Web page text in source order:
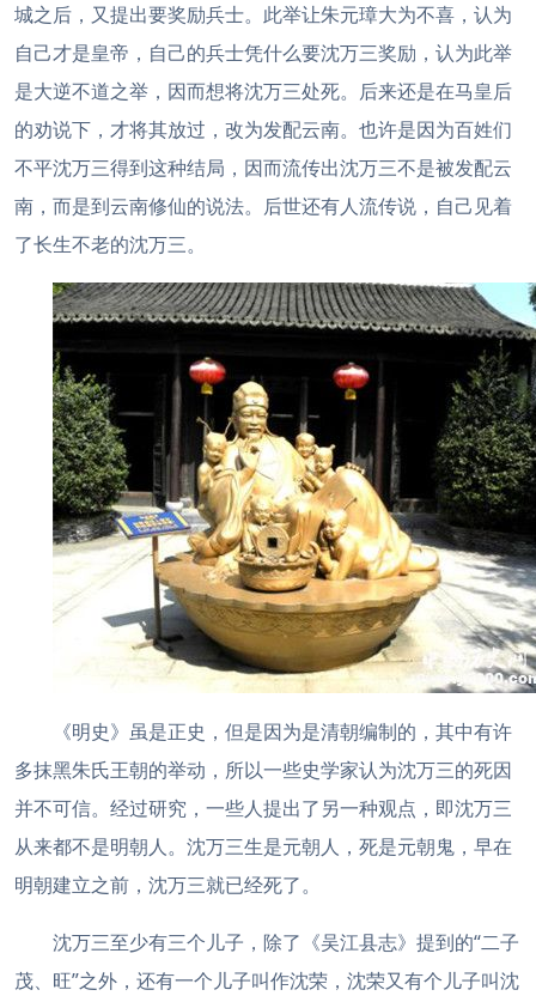
城之后，又提出要奖励兵士。此举让朱元璋大为不喜，认为
自己才是皇帝，自己的兵士凭什么要沈万三奖励，认为此举
是大逆不道之举，因而想将沈万三处死。后来还是在马皇后
的劝说下，才将其放过，改为发配云南。也许是因为百姓们
不平沈万三得到这种结局，因而流传出沈万三不是被发配云
南，而是到云南修仙的说法。后世还有人流传说，自己见着
了长生不老的沈万三。
《明史》虽是正史，但是因为是清朝编制的，其中有许
多抹黑朱氏王朝的举动，所以一些史学家认为沈万三的死因
并不可信。经过研究，一些人提出了另一种观点，即沈万三
从来都不是明朝人。沈万三生是元朝人，死是元朝鬼，早在
明朝建立之前，沈万三就已经死了。
沈万三至少有三个儿子，除了《吴江县志》提到的“二子
茂、旺”之外，还有一个儿子叫作沈荣，沈荣又有个儿子叫沈